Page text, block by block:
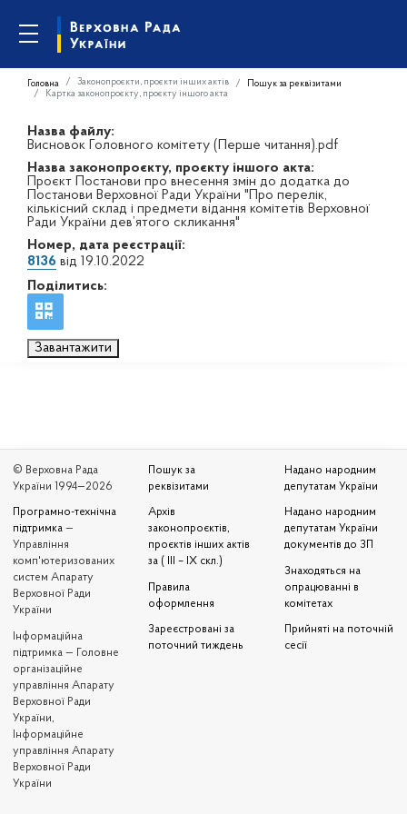
Головна Законопроєкти, проєкти інших актів
Пошук за реквізитами
Картка законопроєкту, проєкту іншого акта
Назва файлу:
Висновок Головного комітету (Перше читання).pdf
Назва законопроєкту, проєкту іншого акта:
Проєкт Постанови про внесення змін до додатка до
Постанови Верховної Ради України "Про перелік,
кількісний склад і предмети відання комітетів Верховної
Ради України дев’ятого скликання"
Номер, дата реєстрації:
8136 від 19.10.2022
Поділитись:
Завантажити
© Верховна Рада
України 1994—2026
Програмно-технічна
підтримка —
Управління
комп'ютеризованих
систем Апарату
Верховної Ради
України
Iнформаційна
підтримка — Головне
організаційне
управління Апарату
Верховної Ради
України,
Інформаційне
управління Апарату
Верховної Ради
України
Пошук за
реквізитами
Архів
законопроєктів,
проєктів інших актів
за ( III – IX скл.)
Правила
оформлення
Зареєстровані за
поточний тиждень
Надано народним
депутатам України
Надано народним
депутатам України
документів до ЗП
Знаходяться на
опрацюванні в
комітетах
Прийняті на поточній
сесії